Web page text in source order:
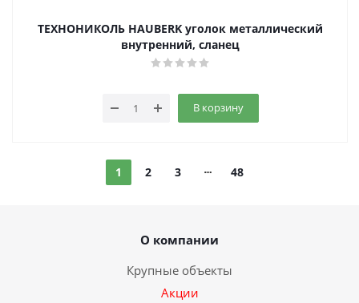
ТЕХНОНИКОЛЬ HAUBERK уголок металлический
внутренний, сланец
В корзину
1 2 3 48
О компании
Крупные объекты
Акции